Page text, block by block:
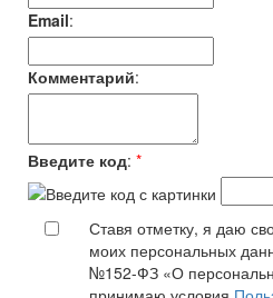
Email:
Комментарий:
Введите код: *
Ставя отметку, я даю
моих персональных
№152-ФЗ «О